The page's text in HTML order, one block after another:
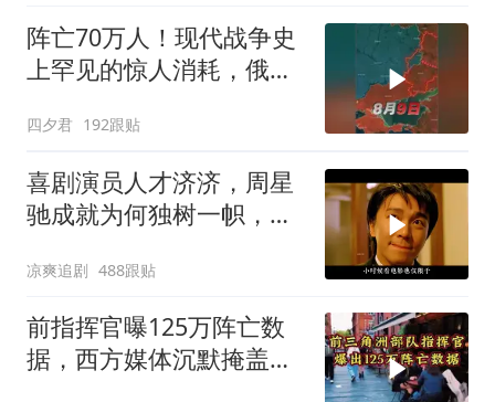
阵亡70万人！现代战争史
上罕见的惊人消耗，俄军
四夕君 192跟贴
喜剧演员人才济济，周星
驰成就为何独树一帜，他
凉爽追剧 488跟贴
前指挥官曝125万阵亡数
据，西方媒体沉默掩盖真